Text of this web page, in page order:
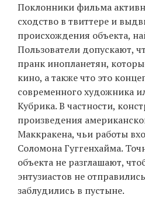
Поклонники фильма
сходство в твиттере и
происхождения объекта,
Пользователи допускают,
пранк инопланетян,
кино, а также что это
современного художника
Кубрика. В частности,
произведения
Маккракена, чьи работы
Соломона Гуггенхайма.
объекта не разглашают,
энтузиастов не
заблудились в пустыне.